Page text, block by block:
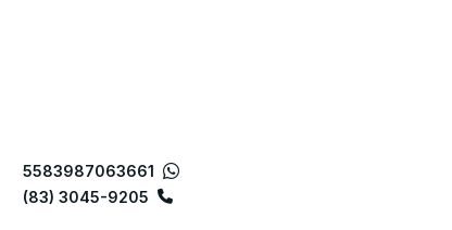
5583987063661
(83) 3045-9205